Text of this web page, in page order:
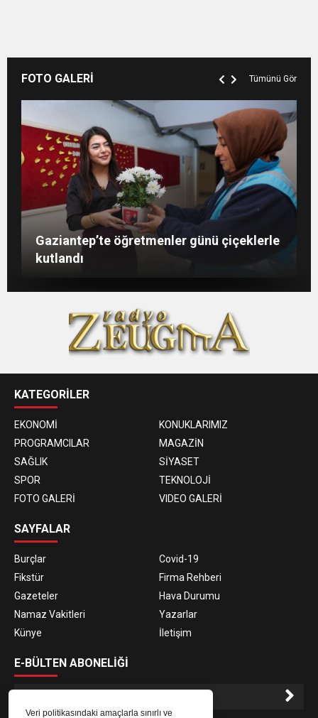
Veri politikasındaki amaçlarla sınırlı ve
FOTO GALERİ Tümünü Gör
Konukoğlu: Türkiye ekonomisine 11 farklı
sektörde değer katıyoruz
Gaziantep’te öğretmenler günü çiçeklerle
kutlandı
GAÜN’de gri kod tatbikatı gerçeği
Şahin: “İstikbalimizi şekillendirecek olan
sizlersiniz”
KATEGORİLER
EKONOMİ
KONUKLARIMIZ
PROGRAMCILAR
MAGAZİN
SAĞLIK
SİYASET
SPOR
TEKNOLOJİ
FOTO GALERİ
VIDEO GALERİ
SAYFALAR
Burçlar
Covid-19
Fikstür
Firma Rehberi
Gazeteler
Hava Durumu
Namaz Vakitleri
Yazarlar
Künye
İletişim
E-BÜLTEN ABONELİĞİ